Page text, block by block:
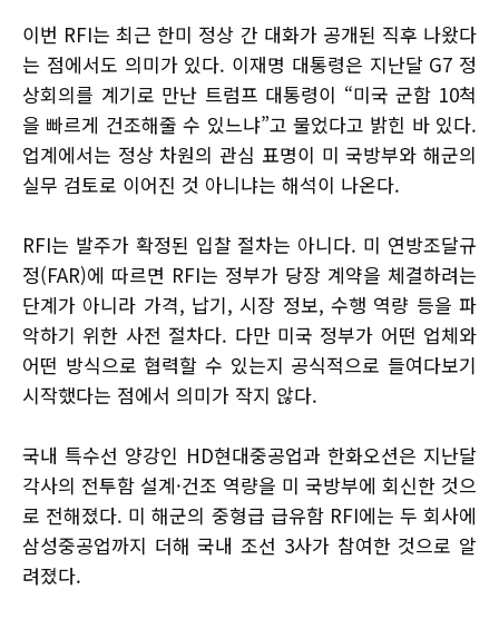
이번 RFI는 최근 한미 정상 간 대화가 공개된 직후 나왔다
는 점에서도 의미가 있다. 이재명 대통령은 지난달 G7 정
상회의를 계기로 만난 트럼프 대통령이 “미국 군함 10척
을 빠르게 건조해줄 수 있느냐”고 물었다고 밝힌 바 있다.
업계에서는 정상 차원의 관심 표명이 미 국방부와 해군의
실무 검토로 이어진 것 아니냐는 해석이 나온다.
RFI는 발주가 확정된 입찰 절차는 아니다. 미 연방조달규
정(FAR)에 따르면 RFI는 정부가 당장 계약을 체결하려는
단계가 아니라 가격, 납기, 시장 정보, 수행 역량 등을 파
악하기 위한 사전 절차다. 다만 미국 정부가 어떤 업체와
어떤 방식으로 협력할 수 있는지 공식적으로 들여다보기
시작했다는 점에서 의미가 작지 않다.
국내 특수선 양강인 HD현대중공업과 한화오션은 지난달
각사의 전투함 설계·건조 역량을 미 국방부에 회신한 것으
로 전해졌다. 미 해군의 중형급 급유함 RFI에는 두 회사에
삼성중공업까지 더해 국내 조선 3사가 참여한 것으로 알
려졌다.